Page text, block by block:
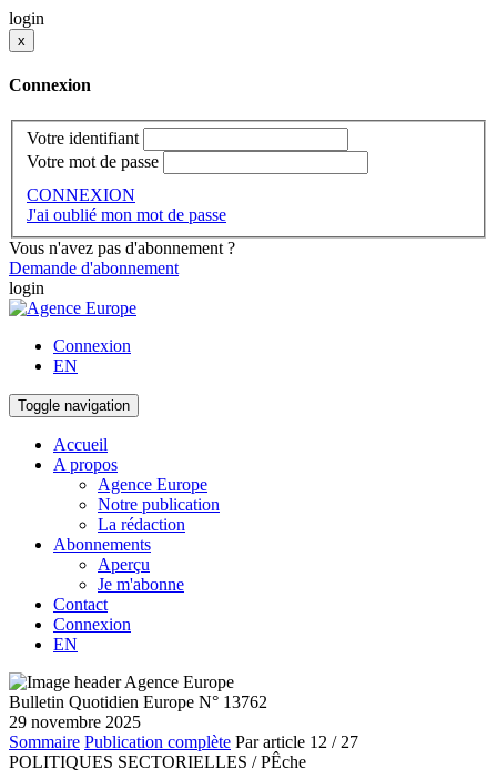
login
x
Connexion
Votre identifiant
Votre mot de passe
CONNEXION
J'ai oublié mon mot de passe
Vous n'avez pas d'abonnement ?
Demande d'abonnement
login
Connexion
EN
Toggle navigation
Accueil
A propos
Agence Europe
Notre publication
La rédaction
Abonnements
Aperçu
Je m'abonne
Contact
Connexion
EN
Bulletin Quotidien Europe N° 13762
29 novembre 2025
Sommaire Publication complète Par article 12 / 27
POLITIQUES SECTORIELLES / PÊche